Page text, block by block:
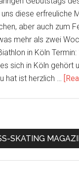
diese erfreuliche
aber auch zum
mehr als zwei
in Köln
sich in Köln gehört
hat ist herzlich …
SKATING